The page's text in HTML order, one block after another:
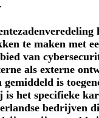
te maken met
van
als externe
is
het specifieke
bedrijven